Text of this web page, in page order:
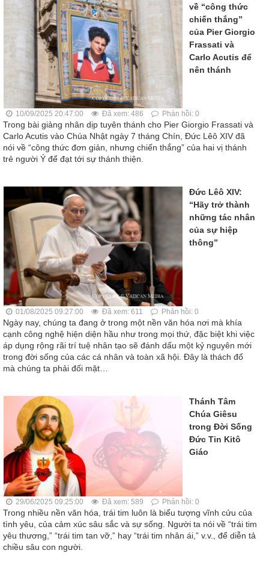
về “công thức
chiến thắng”
của Pier Giorgio
Frassati và
Carlo Acutis để
nên thánh
10/09/2025 20:47:00 Đã xem: 486 Phản hồi: 0
Trong bài giảng nhân dịp tuyên thánh cho Pier Giorgio Frassati và
Carlo Acutis vào Chúa Nhật ngày 7 tháng Chín, Đức Lêô XIV đã
nói về “công thức đơn giản, nhưng chiến thắng” của hai vị thánh
trẻ người Ý để đạt tới sự thánh thiện.
Đức Lêô XIV:
“Hãy trở thành
những tác nhân
của sự hiệp
thông”
01/08/2025 09:27:00 Đã xem: 611 Phản hồi: 0
Ngày nay, chúng ta đang ở trong một nền văn hóa nơi mà khía
cạnh công nghệ hiện diện hầu như trong mọi thứ, đặc biệt khi việc
áp dụng rộng rãi trí tuệ nhân tạo sẽ đánh dấu một kỷ nguyên mới
trong đời sống của các cá nhân và toàn xã hội. Đây là thách đố
mà chúng ta phải đối mặt…
Thánh Tâm
Chúa Giêsu
trong Đời Sống
Đức Tin Kitô
Giáo
29/06/2025 09:25:00 Đã xem: 589 Phản hồi: 0
Trong nhiều nền văn hóa, trái tim luôn là biểu tượng vĩnh cửu của
tình yêu, của cảm xúc sâu sắc và sự sống. Người ta nói về “trái tim
yêu thương,” “trái tim tan vỡ,” hay “trái tim nhân ái,” v.v., để diễn tả
chiều sâu con người.